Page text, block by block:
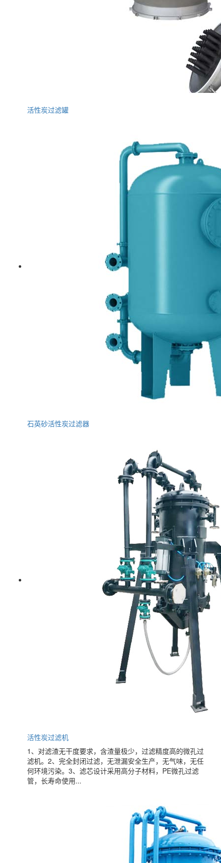
活性炭过滤罐
石英砂活性炭过滤器
活性炭过滤机
1、对滤渣无干度要求，含渣量极少，过滤精度高的微孔过
滤机。2、完全封闭过滤，无泄漏安全生产，无气味，无任
何环境污染。3、滤芯设计采用高分子材料，PE微孔过滤
管，长寿命使用...